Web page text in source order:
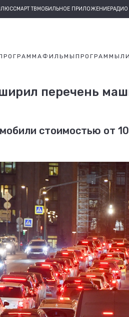
СМАРТ ТВМОБИЛЬНОЕ ПРИЛОЖЕНИЕРАДИО
ФИЛЬМЫ ПРОГРАММЫ
перечень
стоимостью от